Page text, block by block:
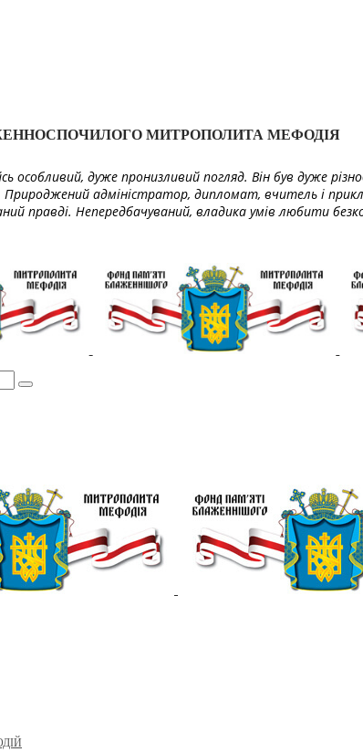
МИТРОПОЛИТА МЕФОДІЯ
особливий, дуже пронизливий погляд. Він був дуже
Природжений адміністратор, дипломат, вчитель і
правді. Непередбачуваний, владика умів любити